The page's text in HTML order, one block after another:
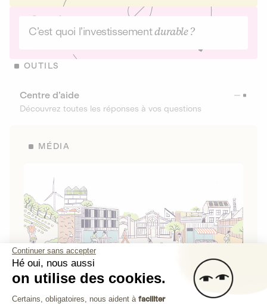
C’est quoi l’investissementdurable ?
OUTILS
Centre d’aide
Découvrez toutes les réponses à vos questions
MÉDIA
Continuer sans accepter
Hé oui, nous aussi
on utilise des cookies.
Plateforme de Gestion du
Certains, obligatoires, nous aident à faciliter